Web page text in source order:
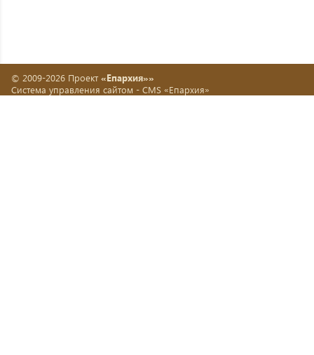
© 2009-2026 Проект «Епархия»»
Система управления сайтом - CMS «Епархия»